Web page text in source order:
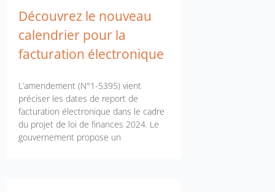
Découvrez le nouveau
calendrier pour la
facturation électronique
L’amendement (N°1-5395) vient
préciser les dates de report de
facturation électronique dans le cadre
du projet de loi de finances 2024. Le
gouvernement propose un